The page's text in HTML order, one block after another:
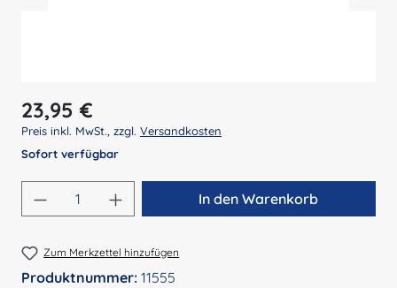
Regulärer Preis:
23,95 €
Preis inkl. MwSt., zzgl. Versandkosten
Sofort verfügbar
Produkt Anzahl: Gib den gewünschten
In den Warenkorb
Zum Merkzettel hinzufügen
Produktnummer: 11555